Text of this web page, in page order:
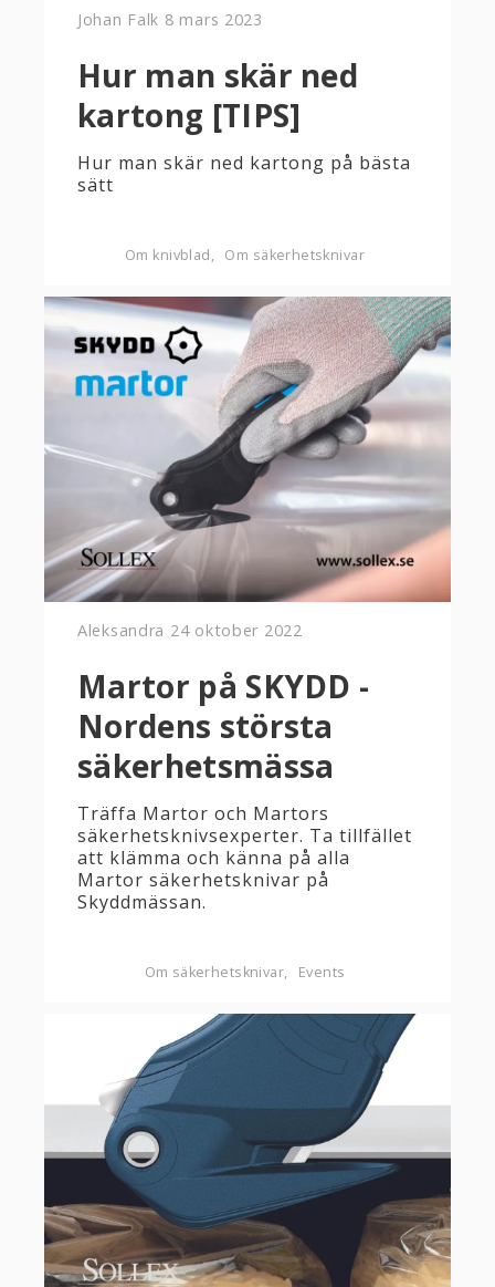
Johan Falk 8 mars 2023
Hur man skär ned
kartong [TIPS]
Hur man skär ned kartong på bästa
sätt
Om knivblad Om säkerhetsknivar
Aleksandra 24 oktober 2022
Martor på SKYDD -
Nordens största
säkerhetsmässa
​Träffa Martor och Martors
säkerhetsknivsexperter. Ta tillfället
att klämma och känna på alla
Martor säkerhetsknivar på
Skyddmässan.
Om säkerhetsknivar Events